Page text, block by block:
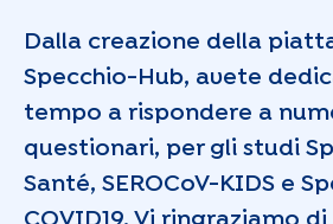
Dalla creazione della
Specchio-Hub, avete
tempo a rispondere a
questionari, per gli studi
Santé, SEROCoV-KIDS e
COVID19. Vi ringraziamo